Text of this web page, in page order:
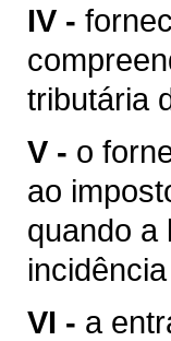
IV -
tributária
V - o
ao
quando a
VI - a